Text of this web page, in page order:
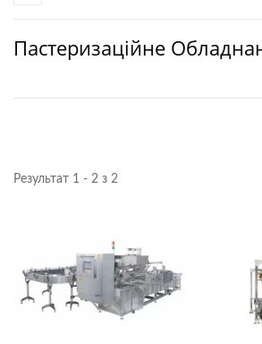
Пастеризаційне
Результат 1 - 2 з 2